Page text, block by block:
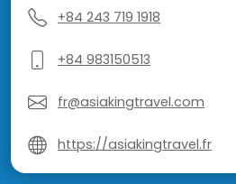
+84 243 719 1918
+84 983150513
fr@asiakingtravel.com
https://asiakingtravel.fr